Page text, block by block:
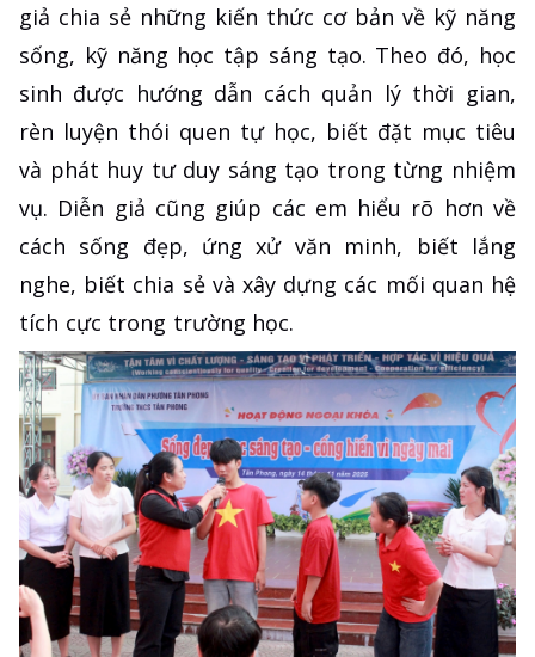
giả chia sẻ những kiến thức cơ bản về kỹ năng
sống, kỹ năng học tập sáng tạo. Theo đó, học
sinh được hướng dẫn cách quản lý thời gian,
rèn luyện thói quen tự học, biết đặt mục tiêu
và phát huy tư duy sáng tạo trong từng nhiệm
vụ. Diễn giả cũng giúp các em hiểu rõ hơn về
cách sống đẹp, ứng xử văn minh, biết lắng
nghe, biết chia sẻ và xây dựng các mối quan hệ
tích cực trong trường học.